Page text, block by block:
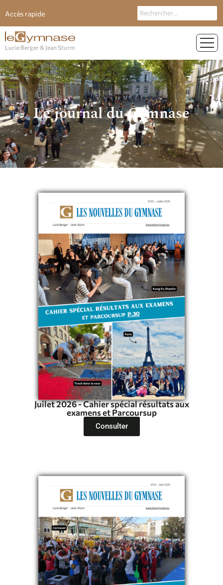
Accès rapide
Lucie Berger & Jean Sturm
Le journal du Gymnase
Juilet 2026 - Cahier spécial résultats aux
examens et Parcoursup
Consulter